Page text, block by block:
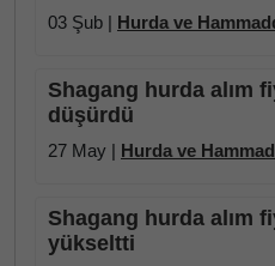
03 Şub | Hurda ve
Shagang hurda alım
düşürdü
27 May | Hurda ve
Shagang hurda alım
yükseltti